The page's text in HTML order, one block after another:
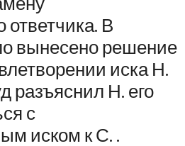
В
вынесено решение
иска Н.
разъяснил Н. его
с
иском к С. .